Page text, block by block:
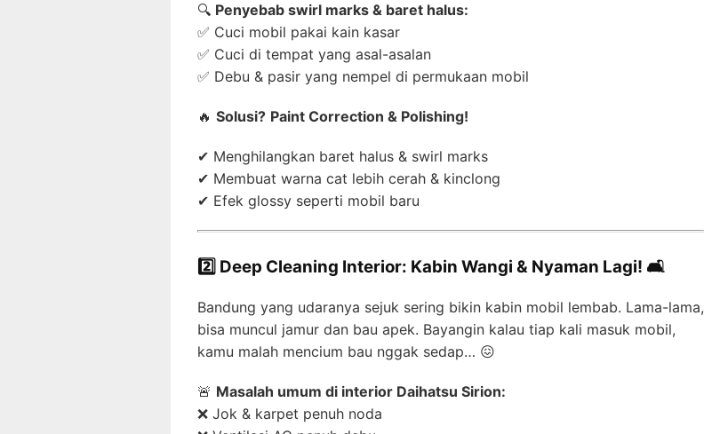
🔍 Penyebab swirl marks & baret halus:
✅ Cuci mobil pakai kain kasar
✅ Cuci di tempat yang asal-asalan
✅ Debu & pasir yang nempel di permukaan mobil
🔥 Solusi? Paint Correction & Polishing!
✔ Menghilangkan baret halus & swirl marks
✔ Membuat warna cat lebih cerah & kinclong
✔ Efek glossy seperti mobil baru
2️⃣ Deep Cleaning Interior: Kabin Wangi & Nyaman Lagi! 🛋️
Bandung yang udaranya sejuk sering bikin kabin mobil lembab. Lama-lama,
bisa muncul jamur dan bau apek. Bayangin kalau tiap kali masuk mobil,
kamu malah mencium bau nggak sedap… 😖
🚨 Masalah umum di interior Daihatsu Sirion:
❌ Jok & karpet penuh noda